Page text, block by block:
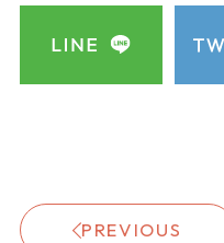
PREVIOUS